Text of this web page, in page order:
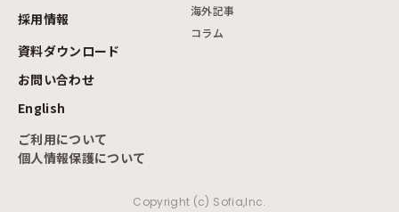
採用情報
海外記事
コラム
資料ダウンロード
お問い合わせ
English
ご利用について
個人情報保護について
Copyright (c) Sofia,Inc.